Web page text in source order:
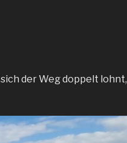
der Weg doppelt lohnt,